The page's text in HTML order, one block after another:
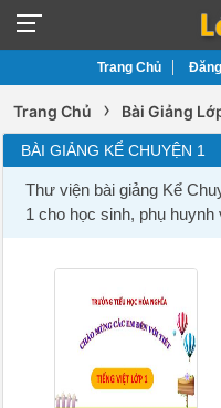
Trang Chủ
Trang Chủ › Bài Giảng
BÀI GIẢNG KỂ CHUYỆN 1
Thư viện bài giảng Kể
1 cho học sinh, phụ